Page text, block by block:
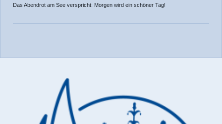
Das Abendrot am See verspricht: Morgen wird ein schöner Tag!